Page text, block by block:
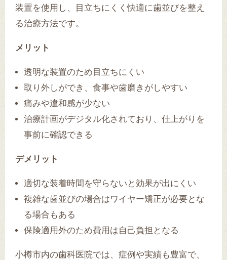
装置を使用し、目立ちにくく快適に歯並びを整え
る治療方法です。
メリット
透明な装置のため目立ちにくい
取り外しができ、食事や歯磨きがしやすい
痛みや違和感が少ない
治療計画がデジタル化されており、仕上がりを
事前に確認できる
デメリット
適切な装着時間を守らないと効果が出にくい
複雑な歯並びの場合はワイヤー矯正が必要とな
る場合もある
保険適用外のため費用は自己負担となる
小樽市内の歯科医院では、症例や実績も豊富で、